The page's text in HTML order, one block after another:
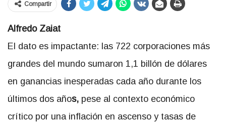
Compartir
Alfredo Zaiat
El dato es impactante: las 722 corporaciones más
grandes del mundo sumaron 1,1 billón de dólares
en ganancias inesperadas cada año durante los
últimos dos años, pese al contexto económico
crítico por una inflación en ascenso y tasas de